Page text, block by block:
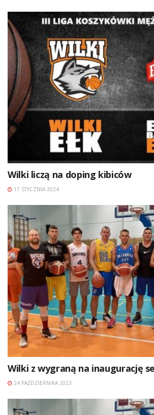
Wilki liczą na doping kibiców
17 STYCZNIA 2024
Wilki z wygraną na inaugurację
24 PAŹDZIERNIKA 2023